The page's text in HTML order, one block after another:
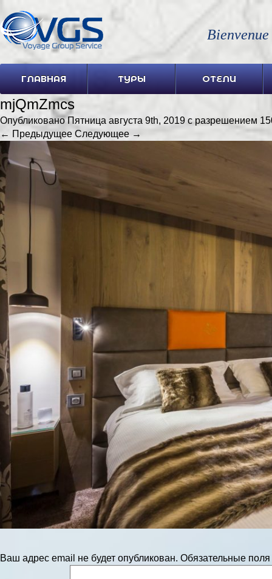
ГЛАВНАЯ ТУРЫ ОТЕЛИ
mjQmZmcs
ОпубликованоПятница августа 9th, 2019 с разрешением
← Предыдущее Следующее →
Ваш адрес email не будет опубликован. Обязательные